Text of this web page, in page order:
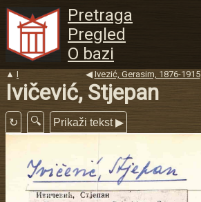
Pretraga
Pregled
O bazi
▲ I ◀ Ivezić, Gerasim, 1876-1915
Ivičević, Stjepan